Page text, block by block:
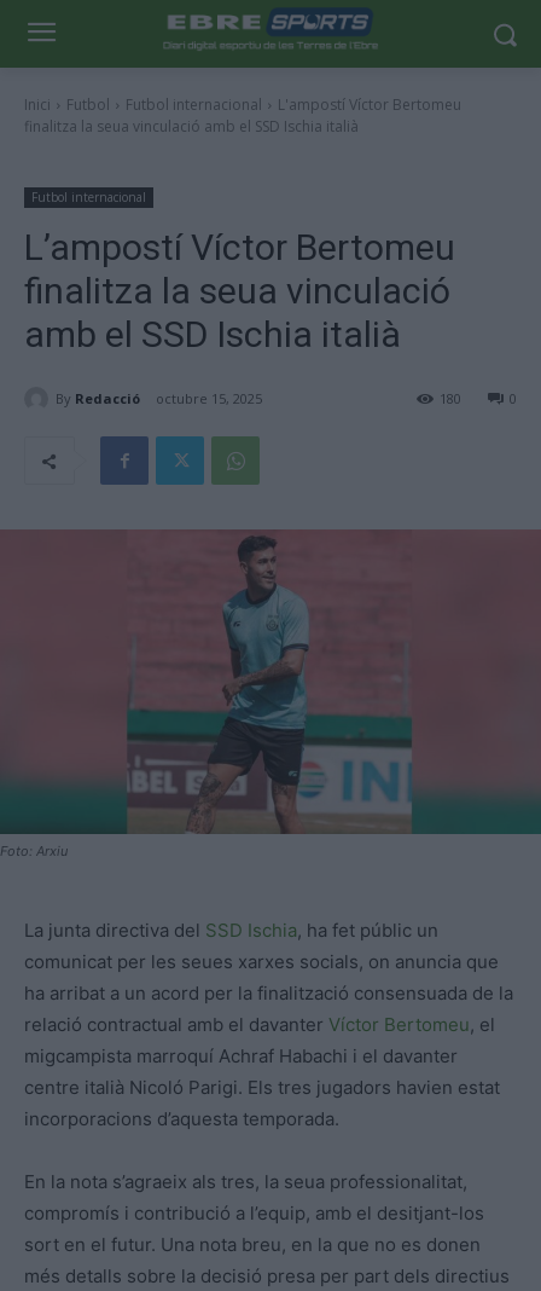
Inici Futbol Futbol internacional
L'ampostí Víctor Bertomeu
finalitza la seua vinculació amb el SSD Ischia italià
Futbol internacional
L’ampostí Víctor Bertomeu
finalitza la seua vinculació
amb el SSD Ischia italià
By Redacció octubre 15, 2025 0
180
Foto: Arxiu
La junta directiva del SSD Ischia, ha fet públic un
comunicat per les seues xarxes socials, on anuncia que
ha arribat a un acord per la finalització consensuada de la
relació contractual amb el davanter Víctor Bertomeu, el
migcampista marroquí Achraf Habachi i el davanter
centre italià Nicoló Parigi. Els tres jugadors havien estat
incorporacions d’aquesta temporada.
En la nota s’agraeix als tres, la seua professionalitat,
compromís i contribució a l’equip, amb el desitjant-los
sort en el futur. Una nota breu, en la que no es donen
més detalls sobre la decisió presa per part dels directius